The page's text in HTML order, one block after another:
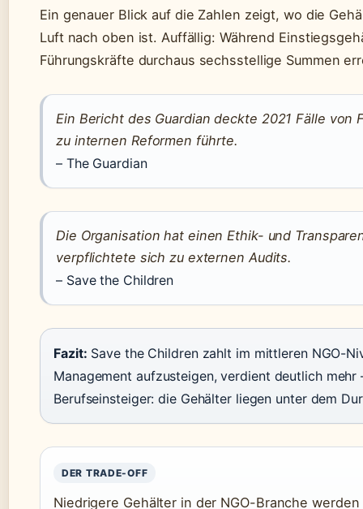
Ein genauer Blick auf die Zahlen zeigt, wo die
Luft nach oben ist. Auffällig: Während
Führungskräfte durchaus sechsstellige Summen
Ein Bericht des Guardian deckte 2021 Fälle
zu internen Reformen führte.
– The Guardian
Die Organisation hat einen Ethik- und
verpflichtete sich zu externen Audits.
– Save the Children
Fazit: Save the Children zahlt im mittleren NGO-
Management aufzusteigen, verdient deutlich mehr
Berufseinsteiger: die Gehälter liegen unter dem
DER TRADE-OFF
Niedrigere Gehälter in der NGO-Branche